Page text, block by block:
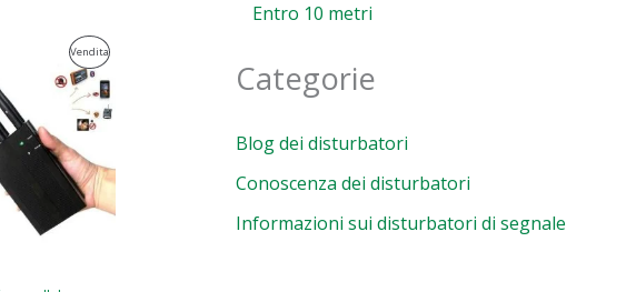
VenditaProdotto
In
Vendita
Entro 10 metri
Categorie
Blog dei disturbatori
Conoscenza dei disturbatori
Informazioni sui disturbatori di segnale